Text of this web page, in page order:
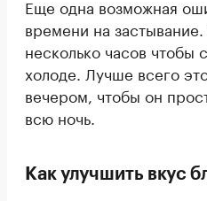
Еще одна возможная
времени на
несколько часов чтобы
холоде. Лучше всего
вечером, чтобы он
всю ночь.
Как улучшить вкус